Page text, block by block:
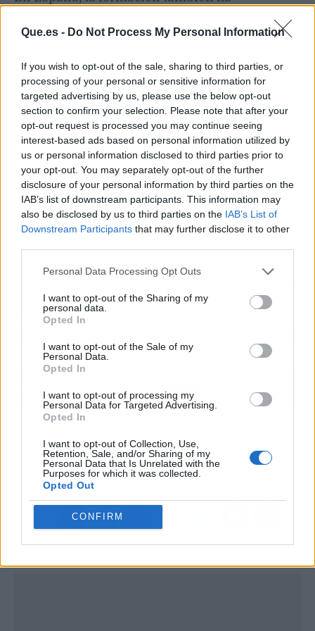
Que.es - Do Not Process My Personal Information
If you wish to opt-out of the sale, sharing to third parties, or
processing of your personal or sensitive information for
targeted advertising by us, please use the below opt-out
section to confirm your selection. Please note that after your
opt-out request is processed you may continue seeing
interest-based ads based on personal information utilized by
us or personal information disclosed to third parties prior to
your opt-out. You may separately opt-out of the further
disclosure of your personal information by third parties on the
IAB’s list of downstream participants. This information may
also be disclosed by us to third parties on the IAB’s List of
Downstream Participants that may further disclose it to other
Personal Data Processing Opt Outs
I want to opt-out of the Sharing of my
personal data.
Opted In
I want to opt-out of the Sale of my
Personal Data.
Opted In
I want to opt-out of processing my
Personal Data for Targeted Advertising.
Opted In
I want to opt-out of Collection, Use,
Retention, Sale, and/or Sharing of my
Personal Data that Is Unrelated with the
Purposes for which it was collected.
Opted Out
CONFIRM
18 % en la matriculación de cursos
creciente en dominar el manejo de estos
equipos, ya que las competencias son cada vez
más valoradas en el mercado laboral. Las
empresas no solo buscan herramientas
avanzadas, sino también personal capacitado
que pueda maximizar su potencial, asegurando
así resultados óptimos en cada proyecto.
El avance de los equipos representa una
conjunción entre tecnología, eficiencia y
constante cambio. Su papel en la construcción
de un futuro más resiliente y tecnológico es
indiscutible, no solo como instrumentos de
Artículo anterior
Thrillers que van más
allá del entretenimiento;
Belén Montero y la
oscuros entresijos del
poder
Banpresto.es, figuras de
colección inspiradas en